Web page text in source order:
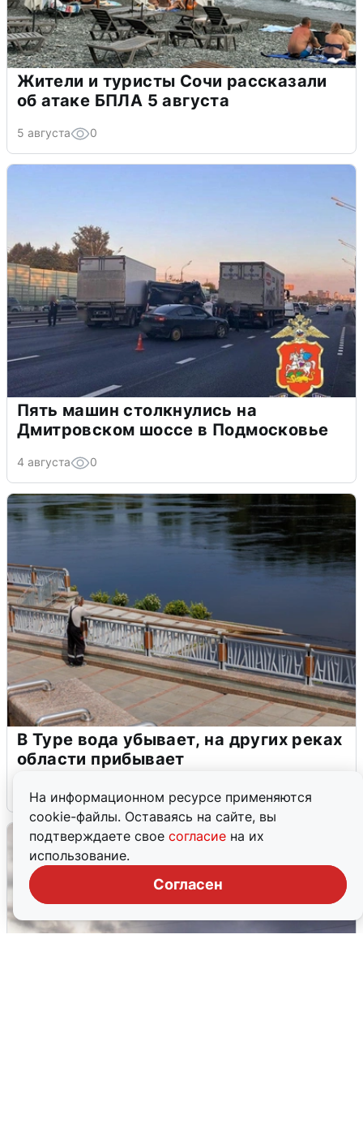
На информационном ресурсе применяются
cookie-файлы. Оставаясь на сайте, вы
подтверждаете свое согласие на их
использование.
Согласен
Жители и туристы Сочи рассказали
об атаке БПЛА 5 августа
5 августа 0
Пять машин столкнулись на
Дмитровском шоссе в Подмосковье
4 августа 0
В Туре вода убывает, на других реках
области прибывает
4 августа